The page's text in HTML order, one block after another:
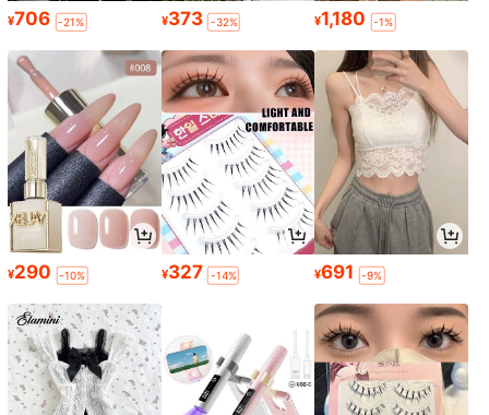
¥706 -21% ¥373 -32% ¥1,180 -1%
¥290 -10% ¥327 -14% ¥691 -9%